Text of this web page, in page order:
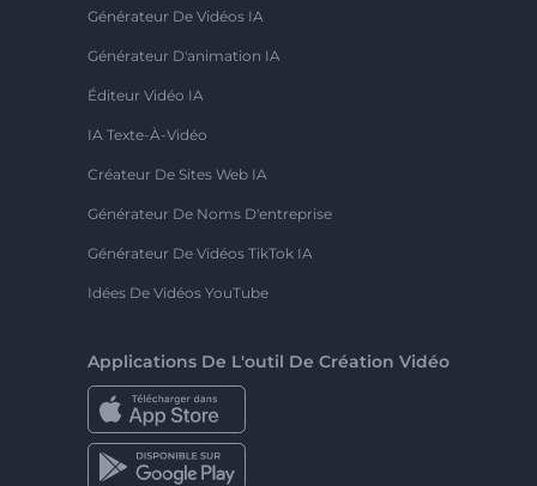
Générateur De Vidéos IA
Générateur D'animation IA
Éditeur Vidéo IA
IA Texte-À-Vidéo
Créateur De Sites Web IA
Générateur De Noms D'entreprise
Générateur De Vidéos TikTok IA
Idées De Vidéos YouTube
Applications De L'outil De Création Vidéo